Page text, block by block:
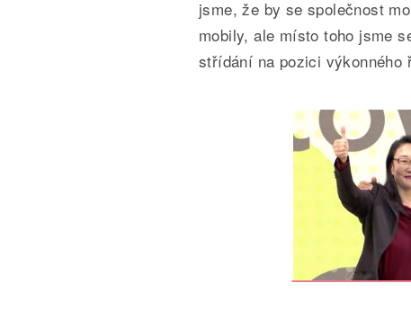
jsme, že by se společnost
mobily, ale místo toho jsme
střídání na pozici výkonného